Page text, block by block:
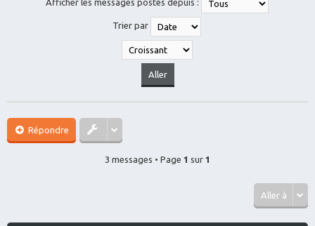
Afficher les messages postés depuis :
Trier par
Répondre
3 messages • Page 1 sur 1
Aller à